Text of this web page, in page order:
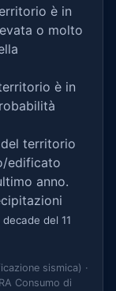
è in
o molto
è in
territorio
edificato
anno.
del 11
sismica) ·
Consumo di